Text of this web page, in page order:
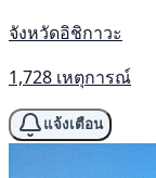
จังหวัดอิชิกาวะ
1,728 เหตุการณ์
แจ้งเตือน